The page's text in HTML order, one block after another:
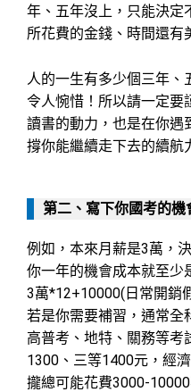
年、五年沒上，只能決定
所花費的金錢、時間還有
人的一生有多少個三年、
令人惋惜！所以請一定要
讀書的動力，也是在你遇
撐你能繼續走下去的續航
第二、寫下你國考的
例如，本來月薪是3萬，
你一年的機會成本就至少
3萬*12+10000(日常開銷
若是你需要補習，通常全
高普考、地特、關務等考
1300、三等1400元，經
攏總可能花費3000-10000